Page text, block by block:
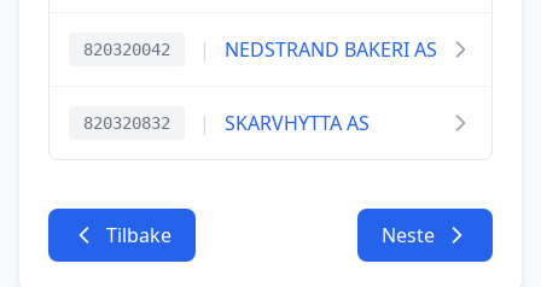
820320042 | NEDSTRAND BAKERI AS
820320832 | SKARVHYTTA AS
Tilbake Neste